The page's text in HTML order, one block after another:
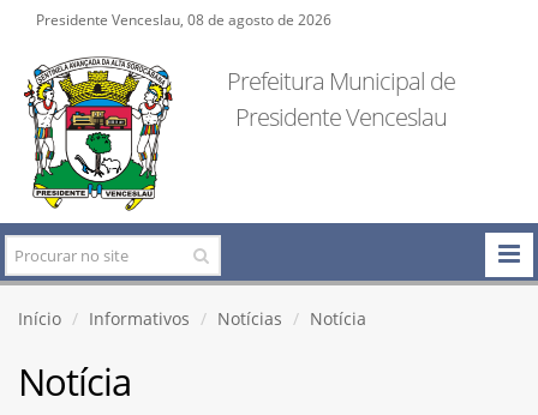
Presidente Venceslau, 08 de agosto de 2026
Prefeitura Municipal de
Presidente Venceslau
Início Informativos Notícias Notícia
Notícia